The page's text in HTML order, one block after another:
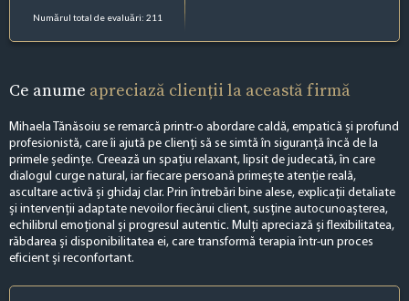
Numărul total de evaluări: 211
Ce anume apreciază clienții la această firmă
Mihaela Tănăsoiu se remarcă printr-o abordare caldă, empatică și profund
profesionistă, care îi ajută pe clienți să se simtă în siguranță încă de la
primele ședințe. Creează un spațiu relaxant, lipsit de judecată, în care
dialogul curge natural, iar fiecare persoană primește atenție reală,
ascultare activă și ghidaj clar. Prin întrebări bine alese, explicații detaliate
și intervenții adaptate nevoilor fiecărui client, susține autocunoașterea,
echilibrul emoțional și progresul autentic. Mulți apreciază și flexibilitatea,
răbdarea și disponibilitatea ei, care transformă terapia într-un proces
eficient și reconfortant.